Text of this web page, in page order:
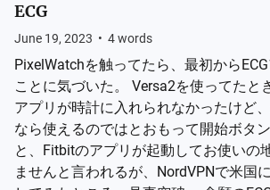
ECG
June 19, 2023 • 4words
PixelWatchを触ってたら、最初から
ことに気づいた。 Versa2を使ってたと
アプリが時計に入れられなかったけど
なら使えるのではとおもって開始ボタ
と、Fitbitのアプリが起動してお使いの
ませんと言われるが、NordVPNで米国